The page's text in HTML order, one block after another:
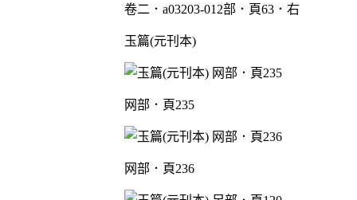
卷二．a03203-012部．頁63．右
玉篇(元刊本)
网部．頁235
网部．頁236